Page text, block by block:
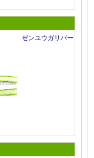
ゼンユウガリバー